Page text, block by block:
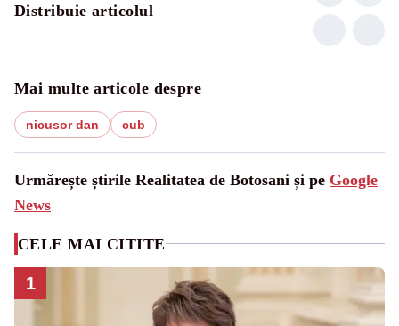
Distribuie articolul
Mai multe articole despre
nicusor dan cub
Urmărește știrile Realitatea de Botosani și pe Google
News
CELE MAI CITITE
1